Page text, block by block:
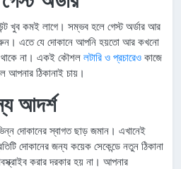
খুব কমই লাগে। সম্ভব হলে গেস্ট অর্ডার আর
এতে যে দোকানে আপনি হয়তো আর কখনো
থাকে না। একই কৌশল লটারি ও প্রচারেও কাজে
আপনার ঠিকানাই চায়।
আদর্শ
দোকানের স্বাগত ছাড় জমান। এখানেই
দোকানের জন্য কয়েক সেকেন্ডে নতুন ঠিকানা
করার দরকার হয় না। আপনার